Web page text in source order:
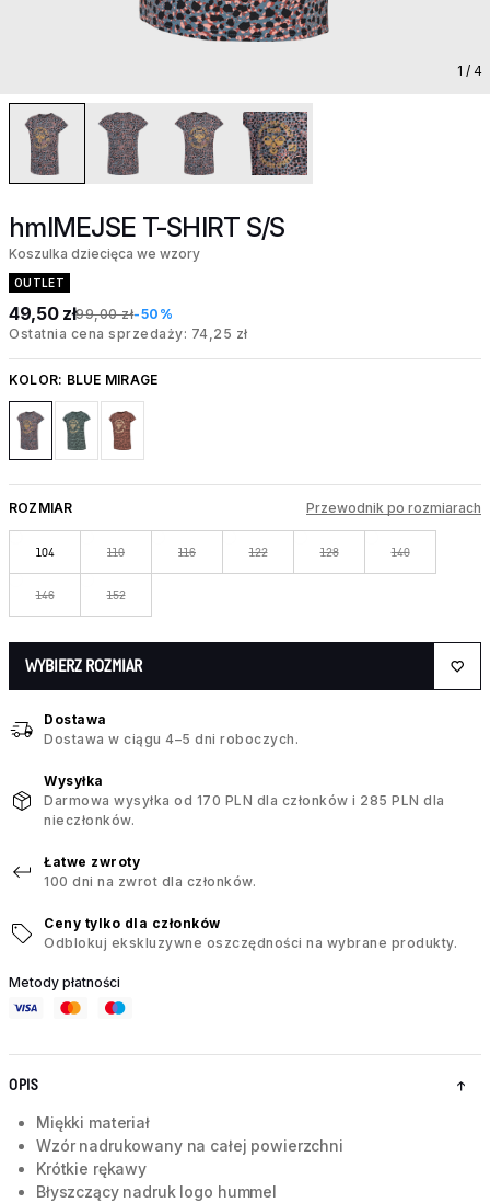
1 / 4
hmlMEJSE T-SHIRT S/S
Koszulka dziecięca we wzory
OUTLET
49,50 zł99,00 zł-50%
Ostatnia cena sprzedaży: 74,25 zł
KOLOR: BLUE MIRAGE
ROZMIAR Przewodnik po rozmiarach
104 110 116 122 128 140
146 152
WYBIERZ ROZMIAR
Dostawa
Dostawa w ciągu 4–5 dni roboczych.
Wysyłka
Darmowa wysyłka od 170 PLN dla członków i 285 PLN dla
nieczłonków.
Łatwe zwroty
100 dni na zwrot dla członków.
Ceny tylko dla członków
Odblokuj ekskluzywne oszczędności na wybrane produkty.
Metody płatności
OPIS
Miękki materiał
Wzór nadrukowany na całej powierzchni
Krótkie rękawy
Błyszczący nadruk logo hummel